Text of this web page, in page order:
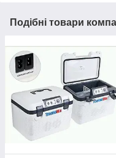
Подібні товари